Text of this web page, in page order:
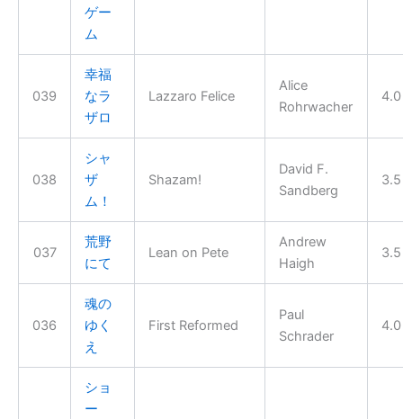
ゲー
ム
039
幸福
なラ
ザロ
Lazzaro Felice
Alice
Rohrwacher
4.0
038
シャ
ザ
ム！
Shazam!
David F.
Sandberg
3.5
037
荒野
にて
Lean on Pete
Andrew
Haigh
3.5
036
魂の
ゆく
え
First Reformed
Paul
Schrader
4.0
ショ
ー